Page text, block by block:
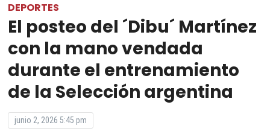
DEPORTES
El posteo del ´Dibu´ Martínez
con la mano vendada
durante el entrenamiento
de la Selección argentina
junio 2, 2026 5:45 pm